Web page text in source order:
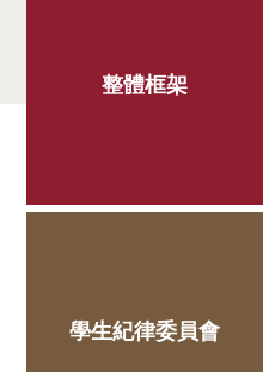
整體框架
學生紀律委員會